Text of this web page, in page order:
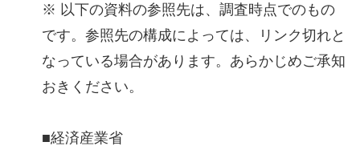
※ 以下の資料の参照先は、調査時点でのもの
です。参照先の構成によっては、リンク切れと
なっている場合があります。あらかじめご承知
おきください。
■経済産業省